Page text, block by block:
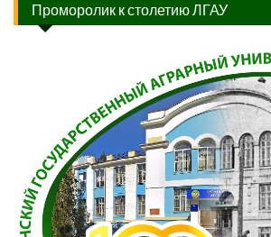
Проморолик к столетию ЛГАУ